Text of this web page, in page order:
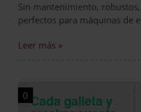
Sin mantenimiento,
perfectos para máquinas de
Leer más »
0